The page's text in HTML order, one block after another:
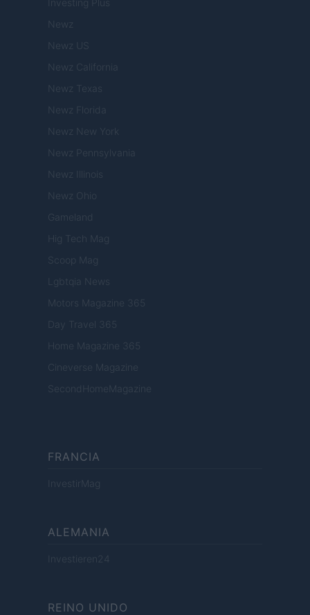
Investing Plus
Newz
Newz US
Newz California
Newz Texas
Newz Florida
Newz New York
Newz Pennsylvania
Newz Illinois
Newz Ohio
Gameland
Hig Tech Mag
Scoop Mag
Lgbtqia News
Motors Magazine 365
Day Travel 365
Home Magazine 365
Cineverse Magazine
SecondHomeMagazine
FRANCIA
InvestirMag
ALEMANIA
Investieren24
REINO UNIDO